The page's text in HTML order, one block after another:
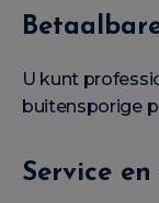
U kunt
buitensporige
Service